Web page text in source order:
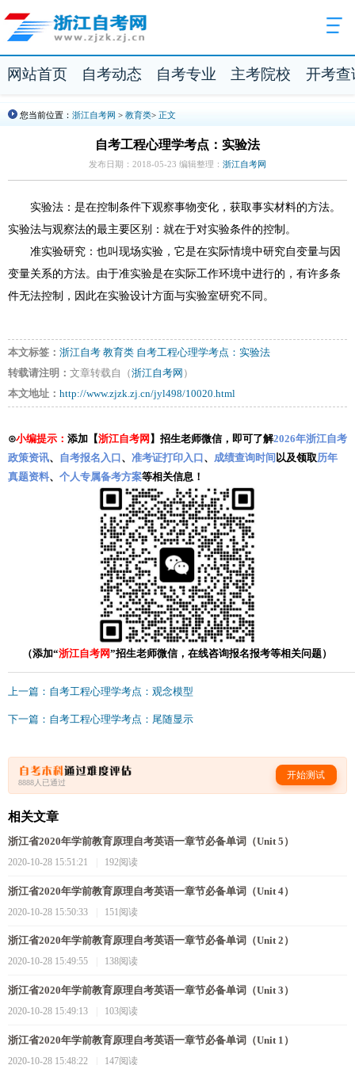
网站首页 自考动态 自考专业 主考院校 开考查
您当前位置： 浙江自考网 > 教育类> 正文
自考工程心理学考点：实验法
发布日期：2018-05-23 编辑整理： 浙江自考网
实验法：是在控制条件下观察事物变化，获取事实材料的方法。
实验法与观察法的最主要区别：就在于对实验条件的控制。
准实验研究：也叫现场实验，它是在实际情境中研究自变量与因
变量关系的方法。由于准实验是在实际工作环境中进行的，有许多条
件无法控制，因此在实验设计方面与实验室研究不同。
本文标签： 浙江自考 教育类 自考工程心理学考点：实验法
转载请注明： 文章转载自（浙江自考网 ）
本文地址： http://www.zjzk.zj.cn/jyl498/10020.html
⊙小编提示： 添加【浙江自考网 】招生老师微信，即可了解2026年浙江自考
政策资讯、 自考报名入口 、 准考证打印入口 、 成绩查询时间 以及领取历年
真题资料、 个人专属备考方案等相关信息！
（添加“浙江自考网”招生老师微信，在线咨询报名报考等相关问题）
上一篇：自考工程心理学考点：观念模型
下一篇：自考工程心理学考点：尾随显示
8888人已通过
开始测试
相关文章
浙江省2020年学前教育原理自考英语一章节必备单词（Unit 5）
2020-10-28 15:51:21
192阅读
浙江省2020年学前教育原理自考英语一章节必备单词（Unit 4）
2020-10-28 15:50:33
151阅读
浙江省2020年学前教育原理自考英语一章节必备单词（Unit 2）
2020-10-28 15:49:55
138阅读
浙江省2020年学前教育原理自考英语一章节必备单词（Unit 3）
2020-10-28 15:49:13
103阅读
浙江省2020年学前教育原理自考英语一章节必备单词（Unit 1）
2020-10-28 15:48:22
147阅读